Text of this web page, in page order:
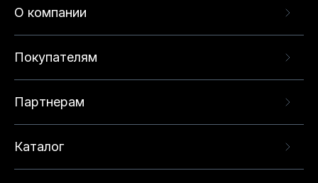
О компании
Покупателям
Партнерам
Каталог